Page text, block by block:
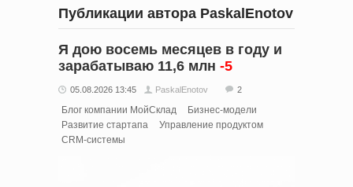
Публикации автора PaskalEnotov
Я дою восемь месяцев в году и
зарабатываю 11,6 млн -5
05.08.2026 13:45 PaskalEnotov 2
Блог компании МойСклад
Бизнес-модели
Развитие стартапа
Управление продуктом
CRM-системы